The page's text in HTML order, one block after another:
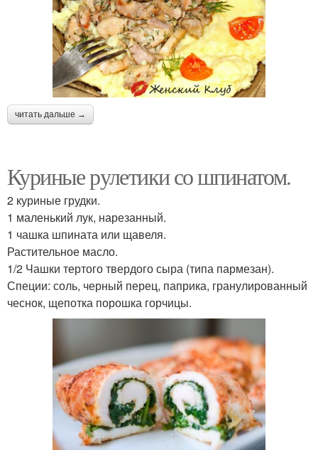
читать дальше →
Куриные рулетики со шпинатом.
2 куриные грудки.
1 маленький лук, нарезанный.
1 чашка шпината или щавеля.
Растительное масло.
1/2 Чашки тертого твердого сыра (типа пармезан).
Специи: соль, черный перец, паприка, гранулированный
чеснок, щепотка порошка горчицы.